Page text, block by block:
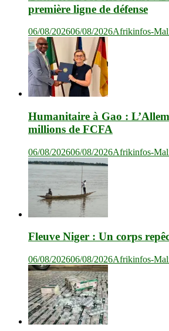
première ligne de défense
06/08/202606/08/2026Afrikinfos-
Humanitaire à Gao :
millions de FCFA
06/08/202606/08/2026Afrikinfos-
Fleuve Niger : Un corps
06/08/202606/08/2026Afrikinfos-